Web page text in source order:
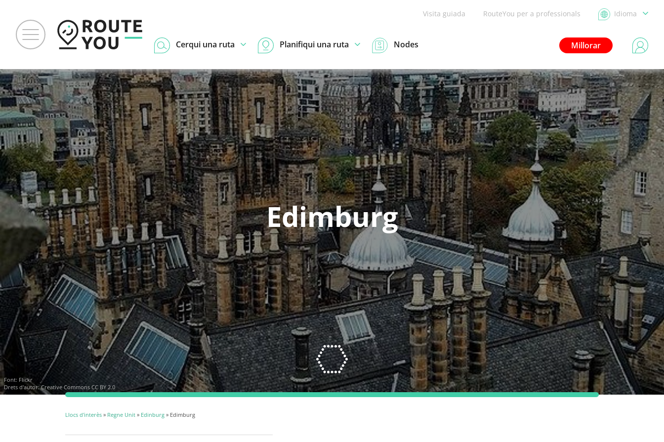
Visita guiada RouteYou per a professionals Idioma
Millorar
Cerqui una ruta Planifiqui una ruta Nodes
Edimburg
Font: Flickr
Drets d'autor:Creative Commons CC BY 2.0
Llocs d'interès » Regne Unit » Edinburg » Edimburg